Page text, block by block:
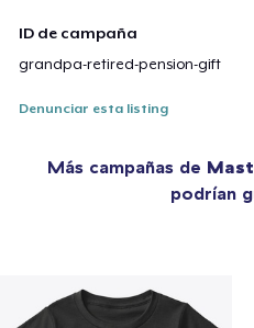
ID de campaña
grandpa-retired-pension-gift
Denunciar esta listing
Más campañas de
podrían